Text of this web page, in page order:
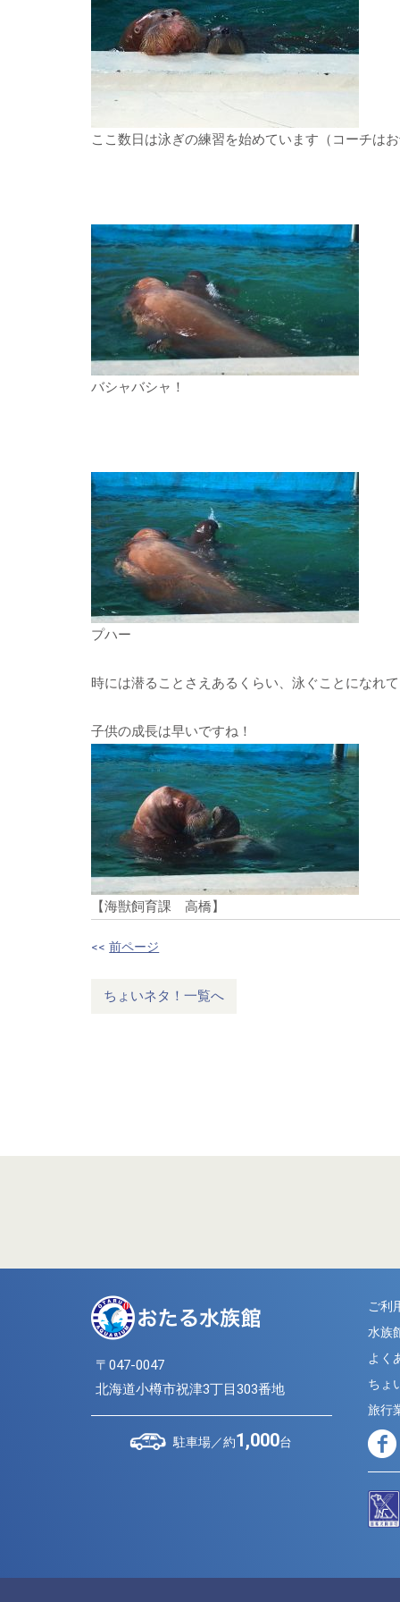
ここ数日は泳ぎの練習を始めています（コーチはお
バシャバシャ！
プハー
時には潜ることさえあるくらい、泳ぐことになれて
子供の成長は早いですね！
【海獣飼育課 高橋】
<< 前ページ
ちょいネタ！一覧へ
〒047-0047
北海道小樽市祝津3丁目303番地
駐車場／約1,000台
ご利
水族
よく
ちょ
旅行